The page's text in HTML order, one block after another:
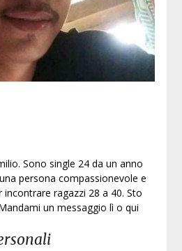
Sono single 24 da un anno
persona compassionevole e
ragazzi 28 a 40. Sto
un messaggio lì o qui